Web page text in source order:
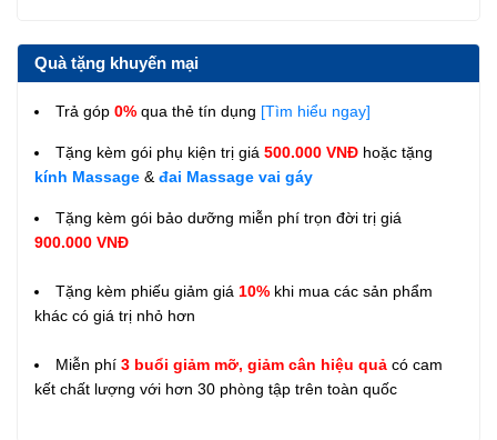
Quà tặng khuyến mại
Trả góp 0% qua thẻ tín dụng [Tìm hiểu ngay]
Tặng kèm gói phụ kiện trị giá 500.000 VNĐ hoặc tặng
kính Massage & đai Massage vai gáy
Tặng kèm gói bảo dưỡng miễn phí trọn đời trị giá
900.000 VNĐ
Tặng kèm phiếu giảm giá 10% khi mua các sản phẩm
khác có giá trị nhỏ hơn
Miễn phí 3 buổi giảm mỡ, giảm cân hiệu quả có cam
kết chất lượng với hơn 30 phòng tập trên toàn quốc